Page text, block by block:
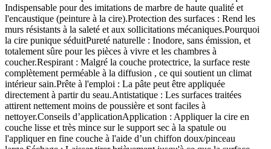
Indispensable pour des imitations de marbre de haute qualité et
l'encaustique (peinture à la cire).Protection des surfaces : Rend les
murs résistants à la saleté et aux sollicitations mécaniques.Pourquoi
la cire punique séduitPureté naturelle : Inodore, sans émission, et
totalement sûre pour les pièces à vivre et les chambres à
coucher.Respirant : Malgré la couche protectrice, la surface reste
complètement perméable à la diffusion , ce qui soutient un climat
intérieur sain.Prête à l'emploi : La pâte peut être appliquée
directement à partir du seau.Antistatique : Les surfaces traitées
attirent nettement moins de poussière et sont faciles à
nettoyer.Conseils d’applicationApplication : Appliquer la cire en
couche lisse et très mince sur le support sec à la spatule ou
l'appliquer en fine couche à l'aide d’un chiffon doux/pinceau